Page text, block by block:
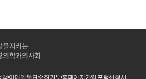
을지키는
의학과의사회
책 이메일무단수집거부 홈페이지가입 포럼신청서